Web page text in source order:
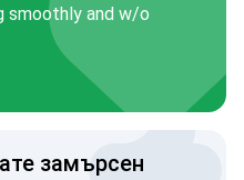
smoothly and w/o
замърсен